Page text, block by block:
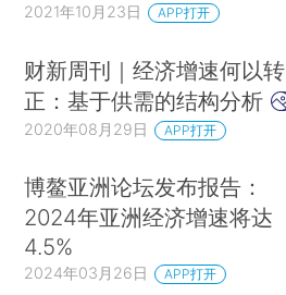
2021年10月23日 APP打开
财新周刊｜经济增速何以转
正：基于供需的结构分析
2020年08月29日 APP打开
博鳌亚洲论坛发布报告：
2024年亚洲经济增速将达
4.5%
2024年03月26日 APP打开